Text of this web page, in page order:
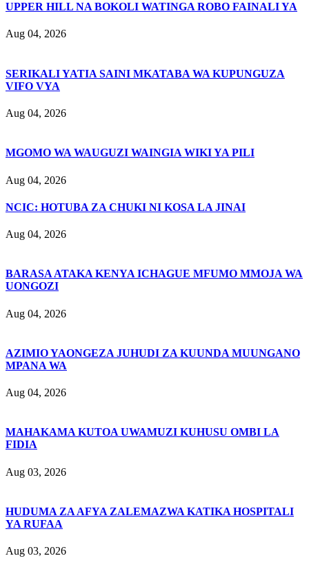
UPPER HILL NA BOKOLI WATINGA ROBO FAINALI YA
Aug 04, 2026
SERIKALI YATIA SAINI MKATABA WA KUPUNGUZA
VIFO VYA
Aug 04, 2026
MGOMO WA WAUGUZI WAINGIA WIKI YA PILI
Aug 04, 2026
NCIC: HOTUBA ZA CHUKI NI KOSA LA JINAI
Aug 04, 2026
BARASA ATAKA KENYA ICHAGUE MFUMO MMOJA WA
UONGOZI
Aug 04, 2026
AZIMIO YAONGEZA JUHUDI ZA KUUNDA MUUNGANO
MPANA WA
Aug 04, 2026
MAHAKAMA KUTOA UWAMUZI KUHUSU OMBI LA
FIDIA
Aug 03, 2026
HUDUMA ZA AFYA ZALEMAZWA KATIKA HOSPITALI
YA RUFAA
Aug 03, 2026